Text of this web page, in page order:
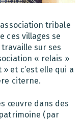
tribale
ces villages se
sur ses
« relais »
et c’est elle qui a
citerne.
œuvre dans des
(par